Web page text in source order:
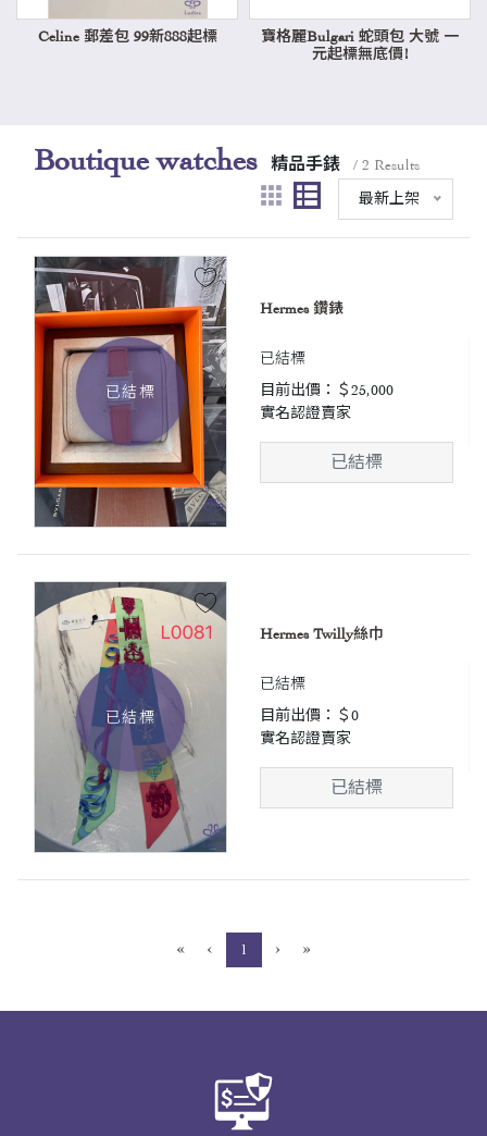
Celine 郵差包 99新888起標
寶格麗Bulgari 蛇頭包 大號 一
元起標無底價!
Boutique watches 精品手錶
/ 2 Results
最新上架
已結標
Hermes 鑽錶
已結標
目前出價：＄25,000
實名認證賣家
已結標
已結標
Hermes Twilly絲巾
已結標
目前出價：＄0
實名認證賣家
已結標
« ‹ 1 (current)
› »